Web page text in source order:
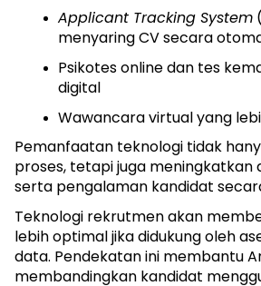
Applicant Tracking System
menyaring CV secara
Psikotes online dan tes
digital
Wawancara virtual yang
Pemanfaatan teknologi tidak
proses, tetapi juga meningkatkan
serta pengalaman kandidat
Teknologi rekrutmen akan
lebih optimal jika didukung oleh
data. Pendekatan ini membantu
membandingkan kandidat